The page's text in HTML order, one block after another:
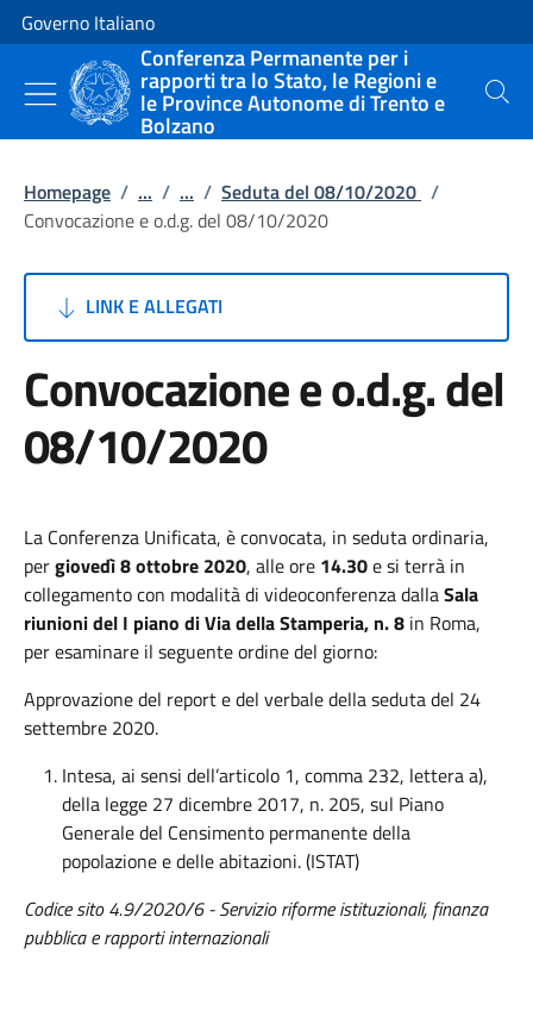
Vai al contenuto
Vai alla navigazione del sito
Governo Italiano
Conferenza Permanente per i
rapporti tra lo Stato, le Regioni e
le Province Autonome di Trento e
Bolzano
Cerca
Homepage / ... / ... / Seduta del 08/10/2020 /
Convocazione e o.d.g. del 08/10/2020
LINK E ALLEGATI
Convocazione e o.d.g. del
08/10/2020
La Conferenza Unificata, è convocata, in seduta ordinaria,
pergiovedì 8 ottobre 2020, alle ore 14.30e si terrà in
collegamento con modalità di videoconferenza dallaSala
riunioni del I piano di Via della Stamperia, n. 8 in Roma,
per esaminare il seguente ordine del giorno:
Approvazione del report e del verbale della seduta del 24
settembre 2020.
Intesa, ai sensi dell’articolo 1, comma 232, lettera a),
della legge 27 dicembre 2017, n. 205, sul Piano
Generale del Censimento permanente della
popolazione e delle abitazioni. (ISTAT)
Codice sito 4.9/2020/6 - Servizio riforme istituzionali, finanza
pubblica e rapporti internazionali